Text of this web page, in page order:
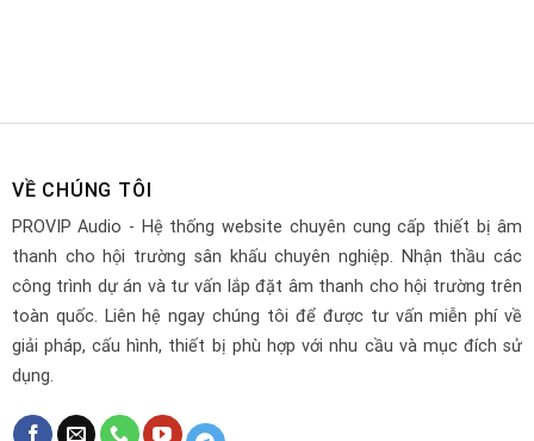
VỀ CHÚNG TÔI
PROVIP Audio - Hệ thống website chuyên cung cấp thiết bị âm
thanh cho hội trường sân khấu chuyên nghiệp. Nhận thầu các
công trình dự án và tư vấn lắp đặt âm thanh cho hội trường trên
toàn quốc. Liên hệ ngay chúng tôi để được tư vấn miễn phí về
giải pháp, cấu hình, thiết bị phù hợp với nhu cầu và mục đích sử
dụng.